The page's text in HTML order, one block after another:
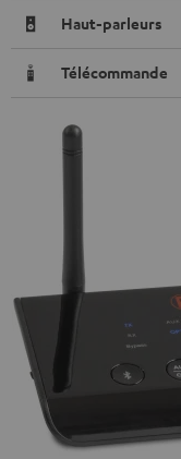
Haut-parleurs
Télécommande